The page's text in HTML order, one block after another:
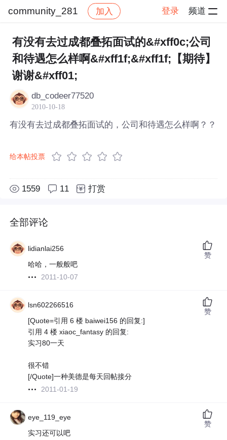
community_281 加入 登录 频道
社区 community_281 帖子详情
有没有去过成都叠拓面试的&#xff0c;公司
和待遇怎么样啊&#xff1f;&#xff1f;【期待】
谢谢&#xff01;
db_codeer77520
2010-10-18
有没有去过成都叠拓面试的，公司和待遇怎么样啊？？
给本帖投票
1559 11 打赏
全部评论
lidianlai256
哈哈，一般般吧
2011-10-07
赞
lsn602266516
[Quote=引用 6 楼 baiwei156 的回复:]
引用 4 楼 xiaoc_fantasy 的回复:
实习80一天
很不错
[/Quote]一种美德是每天回帖接分
2011-01-19
赞
eye_119_eye
实习还可以吧
赞